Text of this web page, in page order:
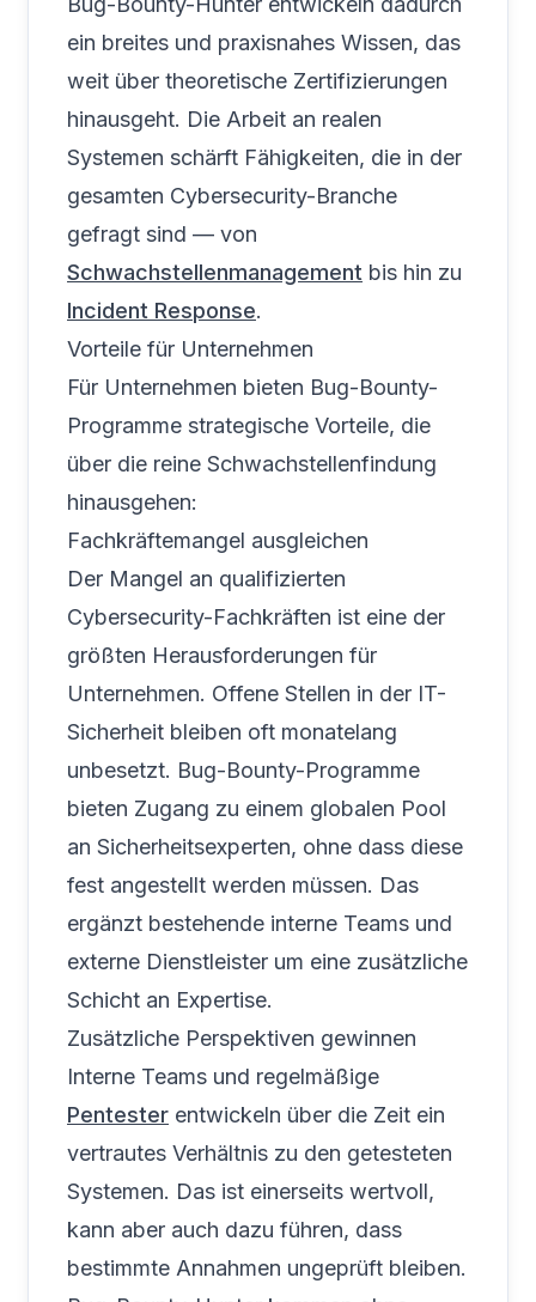
ein breites und praxisnahes Wissen, das
weit über theoretische Zertifizierungen
hinausgeht. Die Arbeit an realen
Systemen schärft Fähigkeiten, die in der
gesamten Cybersecurity-Branche
gefragt sind — von
Schwachstellenmanagement bis hin zu
Incident Response.
Vorteile für Unternehmen
Für Unternehmen bieten Bug-Bounty-
Programme strategische Vorteile, die
über die reine Schwachstellenfindung
hinausgehen:
Fachkräftemangel ausgleichen
Der Mangel an qualifizierten
Cybersecurity-Fachkräften ist eine der
größten Herausforderungen für
Unternehmen. Offene Stellen in der IT-
Sicherheit bleiben oft monatelang
unbesetzt. Bug-Bounty-Programme
bieten Zugang zu einem globalen Pool
an Sicherheitsexperten, ohne dass diese
fest angestellt werden müssen. Das
ergänzt bestehende interne Teams und
externe Dienstleister um eine zusätzliche
Schicht an Expertise.
Zusätzliche Perspektiven gewinnen
Interne Teams und regelmäßige
Pentester entwickeln über die Zeit ein
vertrautes Verhältnis zu den getesteten
Systemen. Das ist einerseits wertvoll,
kann aber auch dazu führen, dass
bestimmte Annahmen ungeprüft bleiben.